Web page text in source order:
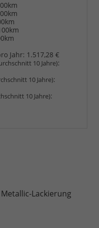
Jahr: 1.517,28 €
10 Jahre):
10 Jahre):
10 Jahre):
Lackierung